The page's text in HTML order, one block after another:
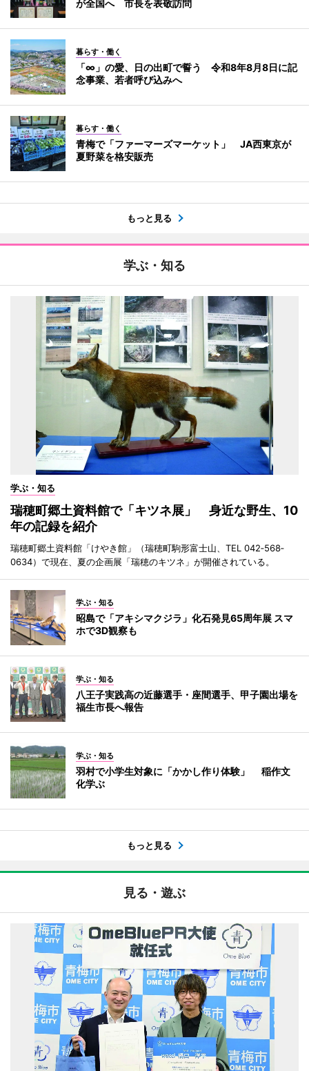
が全国へ 市長を表敬訪問
暮らす・働く
「∞」の愛、日の出町で誓う 令和8年8月8日に記
念事業、若者呼び込みへ
暮らす・働く
青梅で「ファーマーズマーケット」 JA西東京が
夏野菜を格安販売
もっと見る
学ぶ・知る
学ぶ・知る
瑞穂町郷土資料館で「キツネ展」 身近な野生、10
年の記録を紹介
瑞穂町郷土資料館「けやき館」（瑞穂町駒形富士山、TEL 042‐568‐
0634）で現在、夏の企画展「瑞穂のキツネ」が開催されている。
学ぶ・知る
昭島で「アキシマクジラ」化石発見65周年展 スマ
ホで3D観察も
学ぶ・知る
八王子実践高の近藤選手・座間選手、甲子園出場を
福生市長へ報告
学ぶ・知る
羽村で小学生対象に「かかし作り体験」 稲作文
化学ぶ
もっと見る
見る・遊ぶ